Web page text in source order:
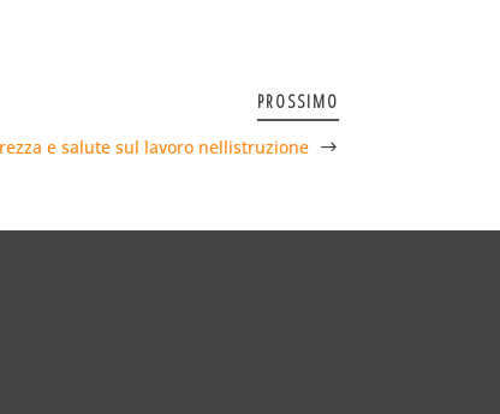
PROSSIMO
e salute sul lavoro nellistruzione